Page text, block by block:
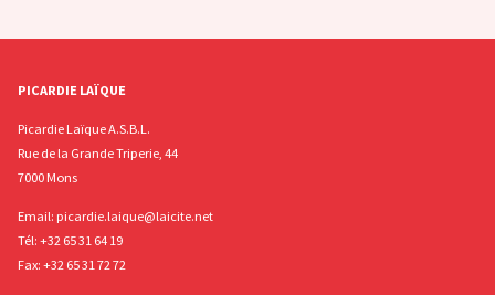
PICARDIE LAÏQUE
Picardie Laïque A.S.B.L.
Rue de la Grande Triperie, 44
7000 Mons
Email: picardie.laique@laicite.net
Tél: +32 65 31 64 19
Fax: +32 65 31 72 72